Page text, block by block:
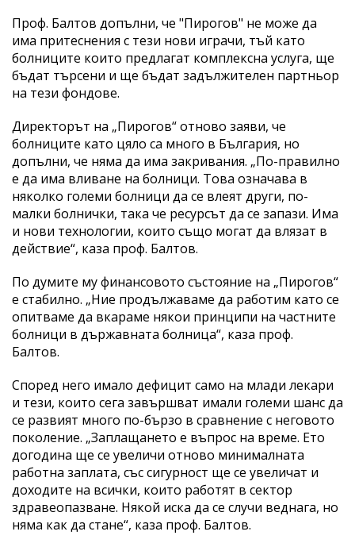
Проф. Балтов допълни, че "Пирогов" не може да
има притеснения с тези нови играчи, тъй като
болниците които предлагат комплексна услуга, ще
бъдат търсени и ще бъдат задължителен партньор
на тези фондове.
Директорът на „Пирогов“ отново заяви, че
болниците като цяло са много в България, но
допълни, че няма да има закривания. „По-правилно
е да има вливане на болници. Това означава в
няколко големи болници да се влеят други, по-
малки болнички, така че ресурсът да се запази. Има
и нови технологии, които също могат да влязат в
действие“, каза проф. Балтов.
По думите му финансовото състояние на „Пирогов“
е стабилно. „Ние продължаваме да работим като се
опитваме да вкараме някои принципи на частните
болници в държавната болница“, каза проф.
Балтов.
Според него имало дефицит само на млади лекари
и тези, които сега завършват имали големи шанс да
се развият много по-бързо в сравнение с неговото
поколение. „Заплащането е въпрос на време. Ето
догодина ще се увеличи отново минималната
работна заплата, със сигурност ще се увеличат и
доходите на всички, които работят в сектор
здравеопазване. Някой иска да се случи веднага, но
няма как да стане“, каза проф. Балтов.